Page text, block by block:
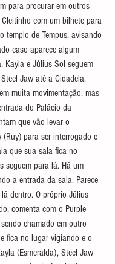
para procurar em outros
com um bilhete para
templo de Tempus, avisando
caso aparece algum
Kayla e Július Sol seguem
Steel Jaw até a Cidadela.
muita movimentação, mas
do Palácio da
que vão levar o
(Ruy) para ser interrogado e
que sua sala fica no
seguem para lá. Há um
a entrada da sala. Parece
dentro. O próprio Július
comenta com o Purple
chamado em outro
fica no lugar vigiando e o
(Esmeralda), Steel Jaw